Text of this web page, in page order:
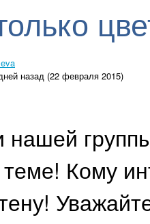
назад (22 февраля 2015)
нашей
теме! Кому